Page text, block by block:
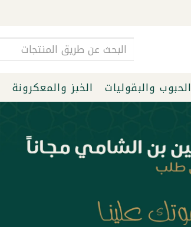
الحبوب والبقوليات الخبز والمعكرونة